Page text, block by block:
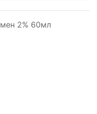
2% 60мл